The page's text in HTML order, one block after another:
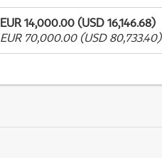
EUR 14,000.00 (USD 16,146.68)
EUR 70,000.00 (USD 80,733.40)